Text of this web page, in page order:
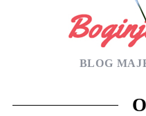
BLOG